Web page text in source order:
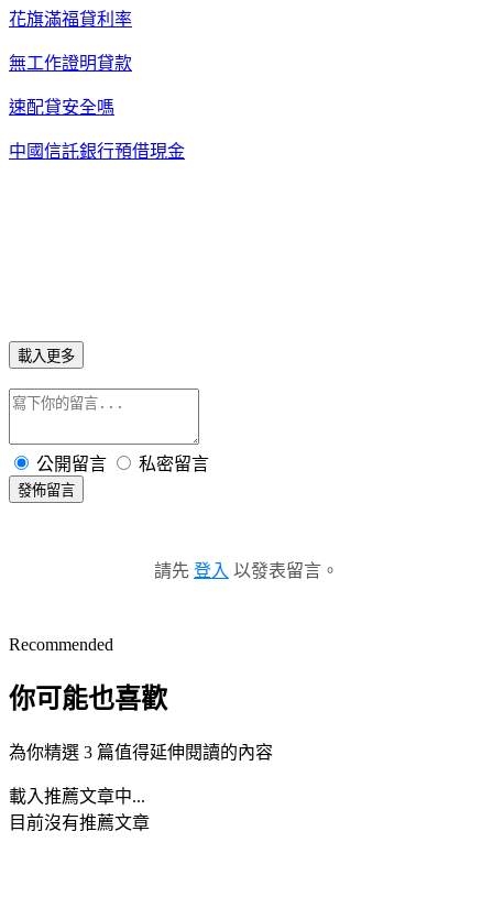
花旗滿福貸利率
無工作證明貸款
速配貸安全嗎
中國信託銀行預借現金
載入更多
公開留言 私密留言
發佈留言
請先 登入 以發表留言。
Recommended
你可能也喜歡
為你精選 3 篇值得延伸閱讀的內容
載入推薦文章中...
目前沒有推薦文章